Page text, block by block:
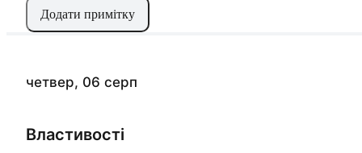
четвер, 06 серп
Властивості
Додати примітку